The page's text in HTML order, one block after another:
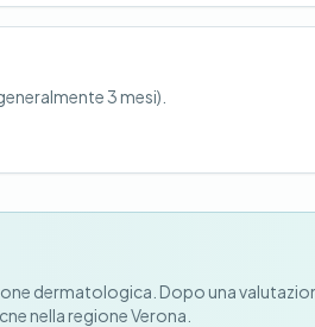
3 mesi).
dermatologica. Dopo una
nella regione Verona.